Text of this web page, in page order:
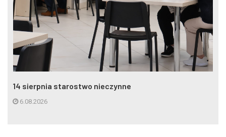
14 sierpnia starostwo nieczynne
6.08.2026